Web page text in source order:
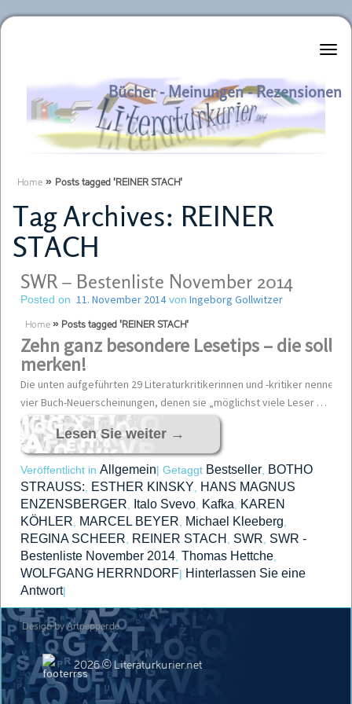
Literaturkurier.net
Bücher - Meinungen - Rezensionen
Home » Posts tagged 'REINER STACH'
Tag Archives: REINER
STACH
SWR – Bestenliste November 2014
Posted on 11. November 2014von Ingeborg Gollwitzer
Home » Posts tagged 'REINER STACH'
Zehn ganz besondere Lesetips –die
merken!
Die unten aufgeführten 29 Literaturkritikerinnen und -kritiker nennen
vier Buch-Neuerscheinungen, denen sie „möglichst viele Leser …
Lesen Sie weiter →
Veröffentlicht in Allgemein| Getaggt Bestseller BOTHO
STRAUSS:
ESTHER KINSKY
HANS MAGNUS
ENZENSBERGER
Italo Svevo Kafka
KAREN
KÖHLER
MARCEL BEYER Michael Kleeberg
REGINA SCHEER REINER STACH SWR SWR -
Bestenliste November 2014 Thomas Hettche
WOLFGANG HERRNDORF| Hinterlassen Sie eine
Antwort|
2026 © Literaturkurier.net
Design by Artpepper.de